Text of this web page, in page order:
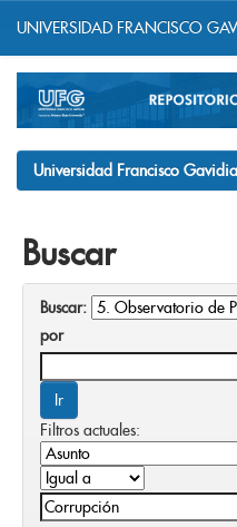
navigation
UNIVERSIDAD FRANCISCO
Universidad Francisco Gavidia
Buscar
Buscar:
por
Filtros actuales: